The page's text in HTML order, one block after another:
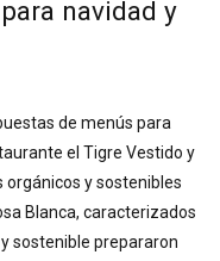
navidad y
de menús para
el Tigre Vestido y
orgánicos y sostenibles
Blanca, caracterizados
sostenible prepararon